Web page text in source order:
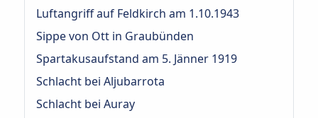
Luftangriff auf Feldkirch am 1.10.1943
Sippe von Ott in Graubünden
Spartakusaufstand am 5. Jänner 1919
Schlacht bei Aljubarrota
Schlacht bei Auray